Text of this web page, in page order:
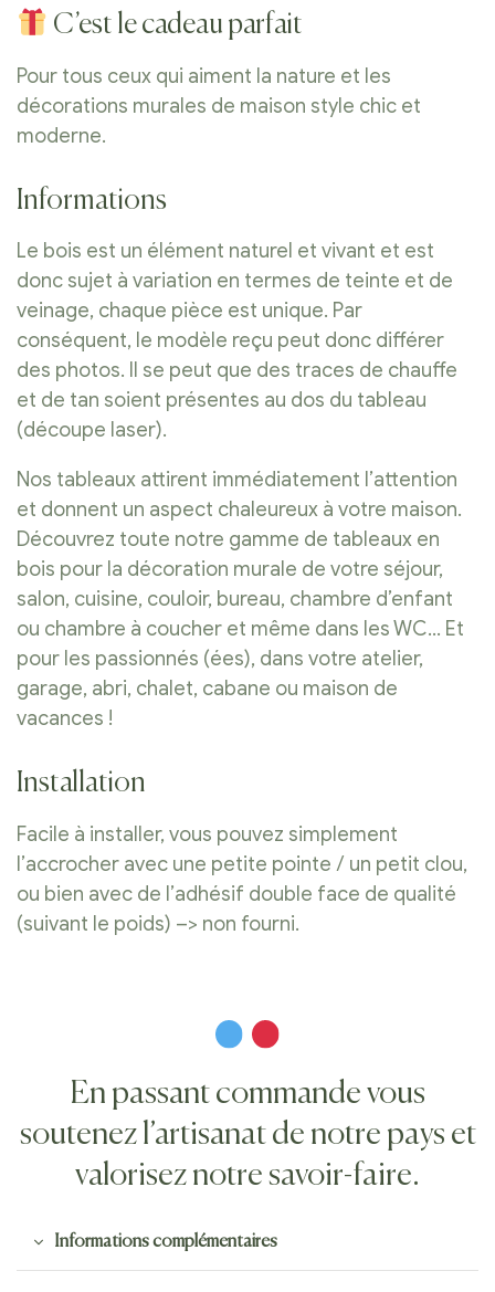
C’est le cadeau parfait
Pour tous ceux qui aiment la nature et les
décorations murales de maison style chic et
moderne.
Informations
Le bois est un élément naturel et vivant et est
donc sujet à variation en termes de teinte et de
veinage, chaque pièce est unique. Par
conséquent, le modèle reçu peut donc différer
des photos. Il se peut que des traces de chauffe
et de tan soient présentes au dos du tableau
(découpe laser).
Nos tableaux attirent immédiatement l’attention
et donnent un aspect chaleureux à votre maison.
Découvrez toute notre gamme de tableaux en
bois pour la décoration murale de votre séjour,
salon, cuisine, couloir, bureau, chambre d’enfant
ou chambre à coucher et même dans les WC… Et
pour les passionnés (ées), dans votre atelier,
garage, abri, chalet, cabane ou maison de
vacances !
Installation
Facile à installer, vous pouvez simplement
l’accrocher avec une petite pointe / un petit clou,
ou bien avec de l’adhésif double face de qualité
(suivant le poids) –> non fourni.
En passant commande vous
soutenez l’artisanat de notre pays et
valorisez notre savoir-faire.
Informations complémentaires